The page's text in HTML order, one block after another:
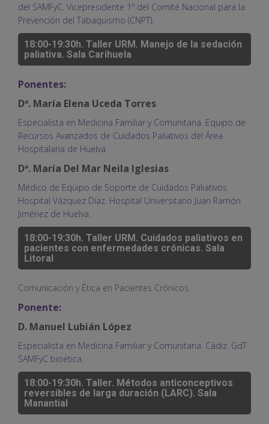
del SAMFyC. Vicepresidente 1º del Comité Nacional para la
Prevención del Tabaquismo (CNPT).
18:00-19:30h. Taller URM. Manejo de la sedación
paliativa. Sala Carihuela
Ponentes:
Dª. María Elena Uceda Torres
Especialista en Medicina Familiar y Comunitaria. Equipo de
Recursos Avanzados de Cuidados Paliativos del Área
Hospitalaria de Huelva.
Dª. María Del Mar Neila Iglesias
Médico de Equipo de Soporte de Cuidados Paliativos.
Hospital Vázquez Díaz. Hospital Universitario Juan Ramón
Jiménez de Huelva.
18:00-19:30h. Taller URM. Cuidados paliativos en
pacientes con enfermedades crónicas. Sala
Litoral
Comunicación y Ética en Pacientes Crónicos.
Ponente:
D. Manuel Lubián López
Especialista en Medicina Familiar y Comunitaria. Cádiz. GdT
SAMFyC bioética.
18:00-19:30h. Taller. Métodos anticonceptivos
reversibles de larga duración (LARC). Sala
Manantial